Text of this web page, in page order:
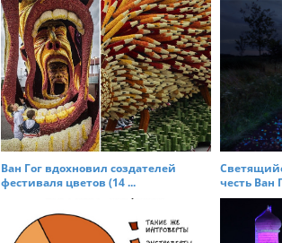
o
n
Ван Гог вдохновил создателей
фестиваля цветов (14 ...
честь Ван